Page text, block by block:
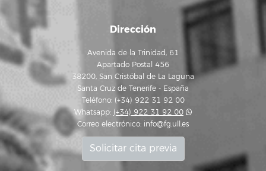
Dirección
Avenida de la Trinidad, 61
Apartado Postal 456
38200, San Cristóbal de La Laguna
Santa Cruz de Tenerife - España
Teléfono: (+34) 922 31 92 00
Whatsapp: (+34) 922 31 92 00
Correo electrónico: info@fg.ull.es
Solicitar cita previa